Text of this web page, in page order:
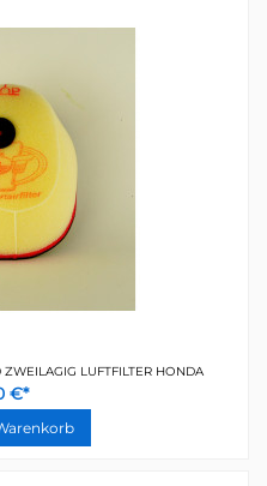
ZWEILAGIG LUFTFILTER HONDA
€*